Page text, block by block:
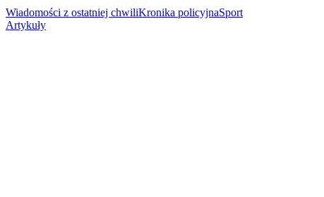
Wiadomości z ostatniej chwiliKronika policyjnaSport
Artykuły